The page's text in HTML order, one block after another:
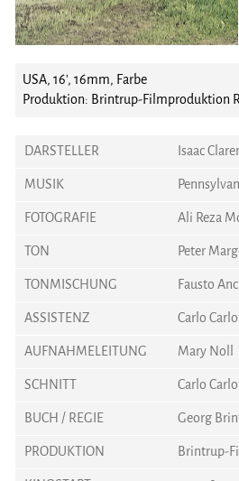
USA, 16', 16mm, Farbe
Produktion: Brintrup-Filmproduktion
DARSTELLER
Isaac
MUSIK
FOTOGRAFIE
Ali Reza
TON
Peter
TONMISCHUNG
Fausto
ASSISTENZ
Carlo
AUFNAHMELEITUNG
Mary Noll
SCHNITT
Carlo
BUCH / REGIE
Georg
PRODUKTION
Brintrup-